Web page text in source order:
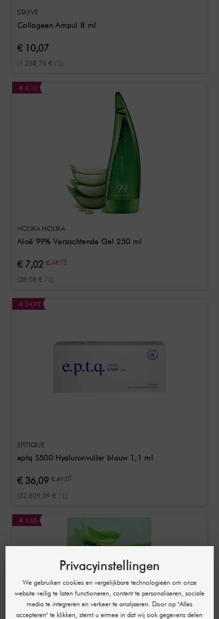
STAYVE
Collageen Ampul 8 ml
€ 10,07
(1.258,75 € / L)
-€ 6,10
HOLIKA HOLIKA
Aloë 99% Verzachtende Gel 250 ml
€ 7,02 € 13,12
(28,08 € / L)
-€ 24,92
EPITIQUE
eptq S500 Hyaluronvuller blauw 1,1 ml
€ 36,09 € 61,01
(32.809,09 € / L)
-€ 3,05
Privacyinstellingen
We gebruiken cookies en vergelijkbare technologieën om onze
website veilig te laten functioneren, content te personaliseren, sociale
media te integreren en verkeer te analyseren. Door op "Alles
accepteren" te klikken, stemt u ermee in dat wij ook gegevens delen